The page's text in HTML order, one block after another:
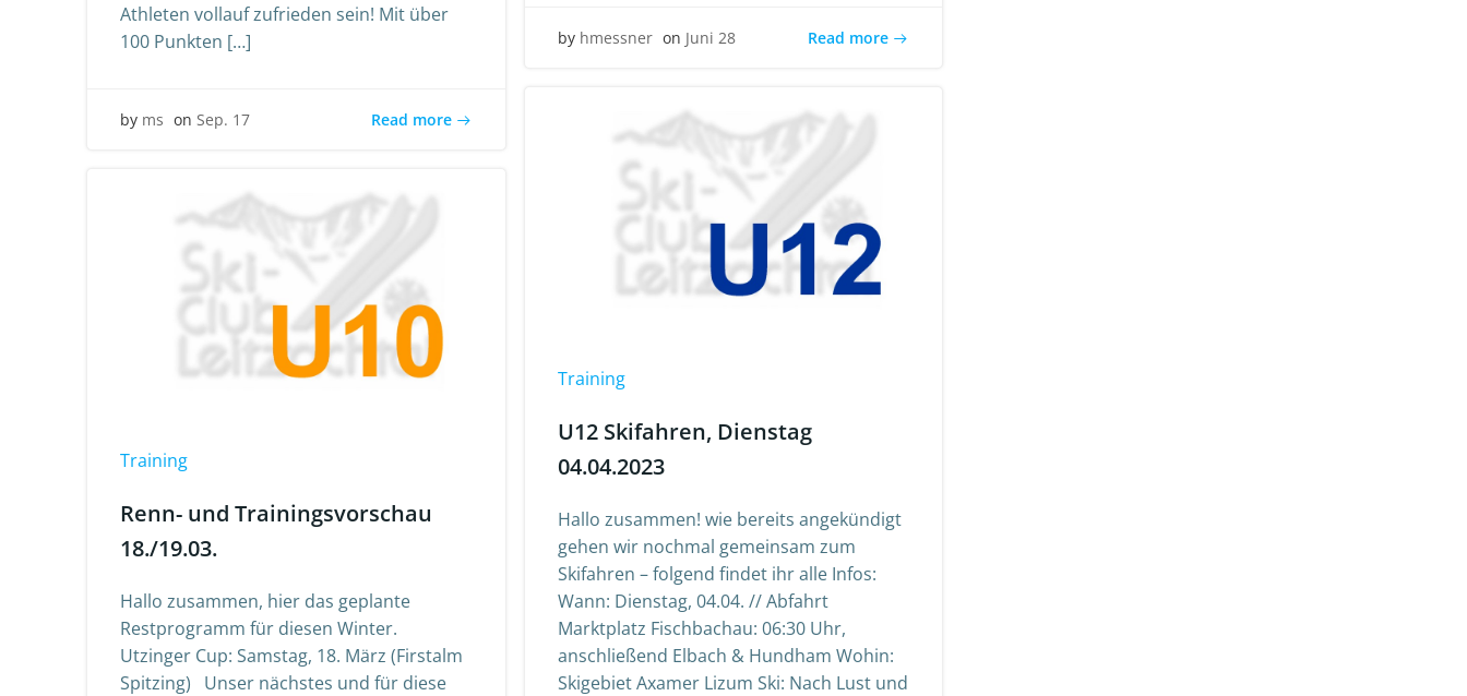
Athleten vollauf zufrieden sein! Mit über
100 Punkten […]
by ms on Sep. 17 Read more
by hmessner on Juni 28 Read more
Training
U12 Skifahren, Dienstag
04.04.2023
Hallo zusammen! wie bereits angekündigt
gehen wir nochmal gemeinsam zum
Skifahren – folgend findet ihr alle Infos:
Wann: Dienstag, 04.04. // Abfahrt
Marktplatz Fischbachau: 06:30 Uhr,
anschließend Elbach & Hundham Wohin:
Skigebiet Axamer Lizum Ski: Nach Lust und
Training
Renn- und Trainingsvorschau
18./19.03.
Hallo zusammen, hier das geplante
Restprogramm für diesen Winter.
Utzinger Cup: Samstag, 18. März (Firstalm
Spitzing) Unser nächstes und für diese